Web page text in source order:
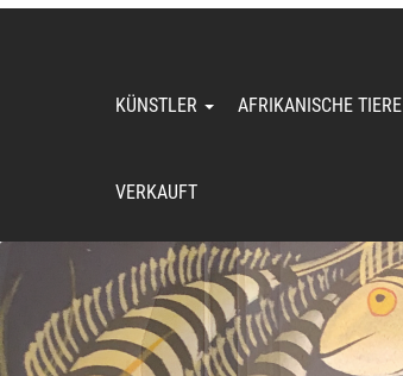
Anmelden Registrieren
KÜNSTLER AFRIKANISCHE TIERE
VERKAUFT